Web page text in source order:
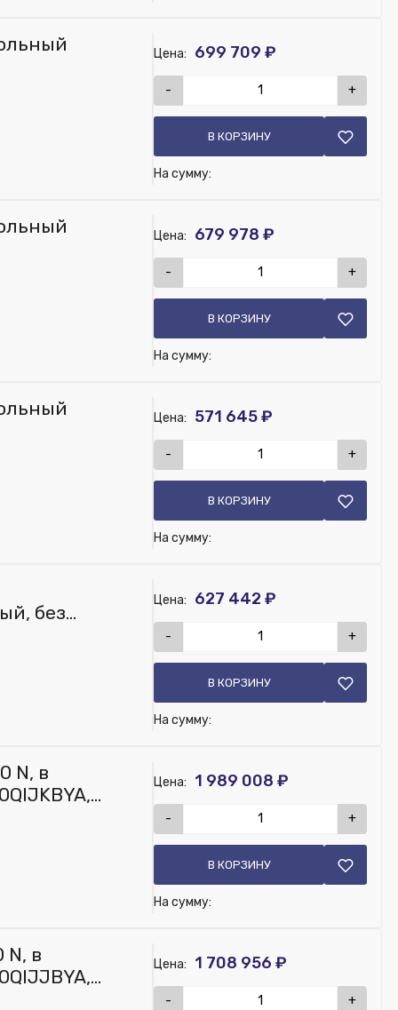
Цена: 699 709 ₽
- +
В КОРЗИНУ
На сумму:
Цена: 679 978 ₽
- +
В КОРЗИНУ
На сумму:
Цена: 571 645 ₽
- +
В КОРЗИНУ
На сумму:
без
Цена: 627 442 ₽
- +
В КОРЗИНУ
На сумму:
N, в
Цена: 1 989 008 ₽
- +
В КОРЗИНУ
На сумму:
N, в
Цена: 1 708 956 ₽
- +